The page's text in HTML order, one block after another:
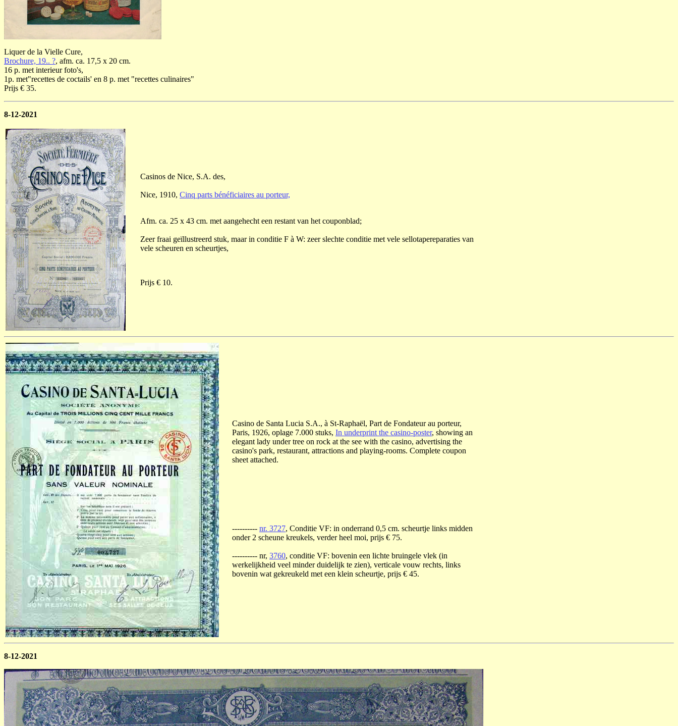
Liquer de la Vielle Cure,
Brochure, 19.. ?, afm. ca. 17,5 x 20 cm.
16 p. met interieur foto's,
1p. met"recettes de coctails' en 8 p. met "recettes culinaires"
Prijs € 35.
8-12-2021
Casinos de Nice, S.A. des,
Nice, 1910, Cinq parts bénéficiaires au porteur,
Afm. ca. 25 x 43 cm. met aangehecht een restant van het couponblad;
Zeer fraai geïllustreerd stuk, maar in conditie F à W: zeer slechte conditie met vele sellotapereparaties van
vele scheuren en scheurtjes,
Prijs € 10.
Casino de Santa Lucia S.A., à St-Raphaël, Part de Fondateur au porteur,
Paris, 1926, oplage 7.000 stuks, In underprint the casino-poster, showing an
elegant lady under tree on rock at the see with the casino, advertising the
casino's park, restaurant, attractions and playing-rooms. Complete coupon
sheet attached.
---------- nr. 3727, Conditie VF: in onderrand 0,5 cm. scheurtje links midden
onder 2 scheune kreukels, verder heel moi, prijs € 75.
---------- nr, 3760, conditie VF: bovenin een lichte bruingele vlek (in
werkelijkheid veel minder duidelijk te zien), verticale vouw rechts, links
bovenin wat gekreukeld met een klein scheurtje, prijs € 45.
8-12-2021